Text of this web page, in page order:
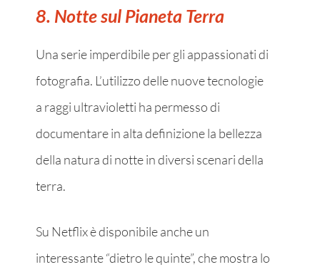
8. Notte sul Pianeta Terra
Una serie imperdibile per gli appassionati di
fotografia. L’utilizzo delle nuove tecnologie
a raggi ultravioletti ha permesso di
documentare in alta definizione la bellezza
della natura di notte in diversi scenari della
terra.
Su Netflix è disponibile anche un
interessante “dietro le quinte”, che mostra lo